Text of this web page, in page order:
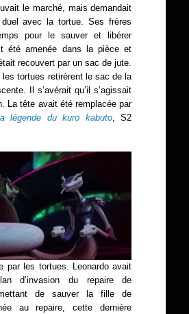
le marché, mais demandait
avec la tortue. Ses frères
pour le sauver et libérer
été amenée dans la pièce et
recouvert par un sac de jute.
les tortues retirèrent le sac de la
Il s’avérait qu’il s’agissait
La tête avait été remplacée par
légende du kuro kabuto, S2
par les tortues. Leonardo avait
d’invasion du repaire de
de sauver la fille de
au repaire, cette dernière